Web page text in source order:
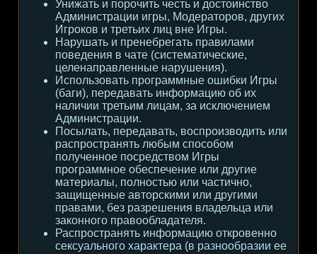
Унижать и порочить честь и достоинство
Администрации игры, Модераторов, других
Игроков и третьих лиц вне Игры.
Нарушать и пренебрегать правилами
поведения в чате (систематические,
целенаправленные нарушения).
Использовать программные ошибки Игры
(баги), передавать информацию об их
наличии третьим лицам, за исключением
Администрации.
Посылать, передавать, воспроизводить или
распространять любым способом
полученное посредством Игры
программное обеспечение или другие
материалы, полностью или частично,
защищенные авторскими или другими
правами, без разрешения владельца или
законного правообладателя.
Распространять информацию откровенно
сексуального характера (в разнообразии ее